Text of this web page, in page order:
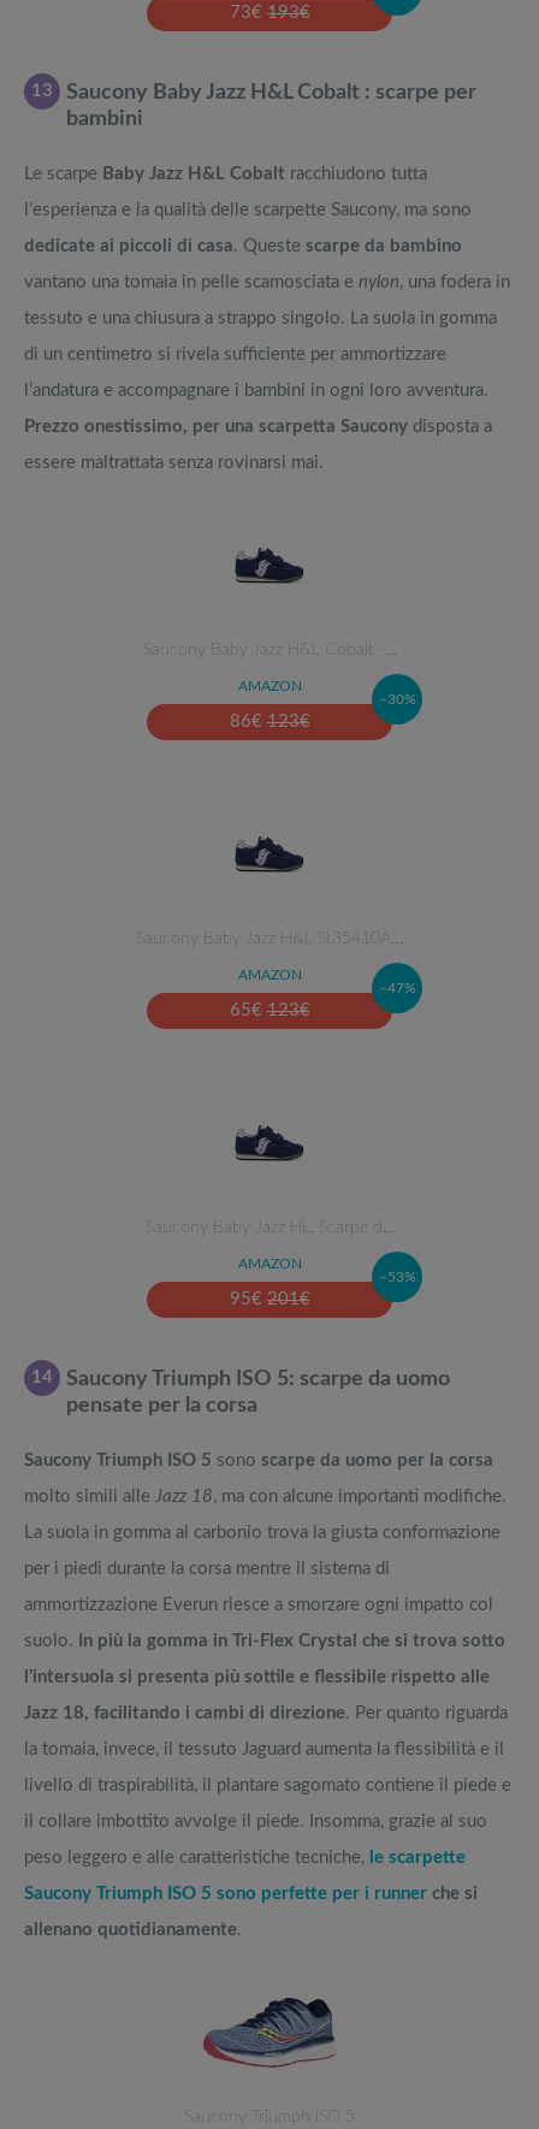
73€ 193€
13
Saucony Baby Jazz H&L Cobalt : scarpe per
bambini
Le scarpe Baby Jazz H&L Cobalt racchiudono tutta
l’esperienza e la qualità delle scarpette Saucony, ma sono
dedicate ai piccoli di casa. Queste scarpe da bambino
vantano una tomaia in pelle scamosciata e nylon, una fodera in
tessuto e una chiusura a strappo singolo. La suola in gomma
di un centimetro si rivela sufficiente per ammortizzare
l’andatura e accompagnare i bambini in ogni loro avventura.
Prezzo onestissimo, per una scarpetta Saucony disposta a
essere maltrattata senza rovinarsi mai.
Saucony Baby Jazz H&L Cobalt -…
AMAZON
86€ 123€
–30%
Saucony Baby Jazz H&L St35410A…
AMAZON
65€ 123€
–47%
Saucony Baby Jazz HL, Scarpe d…
AMAZON
95€ 201€
–53%
14
Saucony Triumph ISO 5: scarpe da uomo
pensate per la corsa
Saucony Triumph ISO 5 sono scarpe da uomo per la corsa
molto simili alle Jazz 18, ma con alcune importanti modifiche.
La suola in gomma al carbonio trova la giusta conformazione
per i piedi durante la corsa mentre il sistema di
ammortizzazione Everun riesce a smorzare ogni impatto col
suolo.
In più la gomma in Tri-Flex Crystal che si trova sotto
l’intersuola si presenta più sottile e flessibile rispetto alle
Jazz 18, facilitando i cambi di direzione. Per quanto riguarda
la tomaia, invece, il tessuto Jaguard aumenta la flessibilità e il
livello di traspirabilità, il plantare sagomato contiene il piede e
il collare imbottito avvolge il piede. Insomma, grazie al suo
peso leggero e alle caratteristiche tecniche, le scarpette
Saucony Triumph ISO 5 sono perfette per i runner che si
allenano quotidianamente.
Saucony Triumph ISO 5